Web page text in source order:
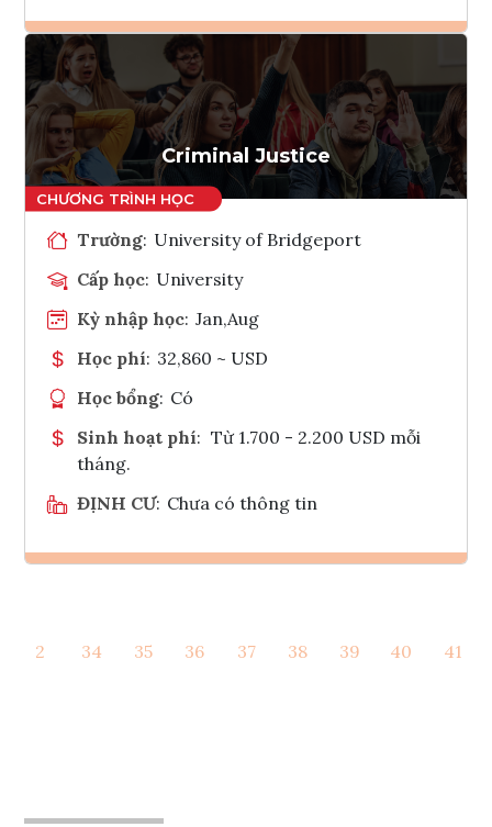
Ghi danh
Tham vấn Interlink
Criminal Justice
Trường: University of Bridgeport
Cấp học: University
Kỳ nhập học: Jan,Aug
Học phí: 32,860 ~ USD
Học bổng: Có
Sinh hoạt phí: Từ 1.700 - 2.200 USD mỗi
tháng.
ĐỊNH CƯ: Chưa có thông tin
Tham vấn Interlink
2 34 35 36 37 38 39 40 41